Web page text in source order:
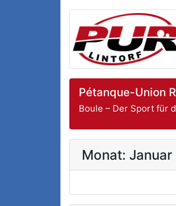
Pétanque-Union
Boule – Der Sport für
Monat: